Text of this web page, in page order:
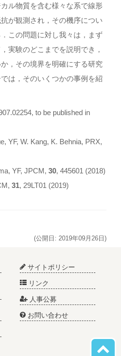
ル物質を含む様々な系で線形
が観測され，その機序につい
この問題に対し我々は，まず
実験のどこまでを説明でき，
，その境界を明確にする研究
は，そのいくつかの事例を紹
to be published in
YF, W. Kang, K. Behnia, PRX,
YF, JPCM, 30, 445601 (2018)
31, 29LT01 (2019)
(公開日: 2019年09月26日)
サイトポリシー
リンク
人事公募
お問い合わせ